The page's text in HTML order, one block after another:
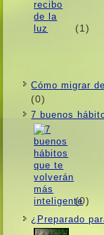
(1)
Cómo migrar
(0)
7 buenos
(0)
¿Preparado